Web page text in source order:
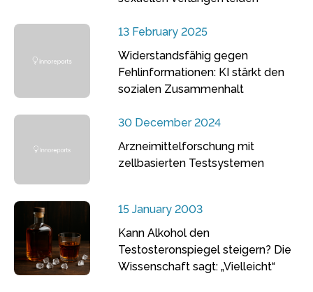
13 February 2025
Widerstandsfähig gegen
Fehlinformationen: KI stärkt den
sozialen Zusammenhalt
30 December 2024
Arzneimittelforschung mit
zellbasierten Testsystemen
15 January 2003
Kann Alkohol den
Testosteronspiegel steigern? Die
Wissenschaft sagt: „Vielleicht“